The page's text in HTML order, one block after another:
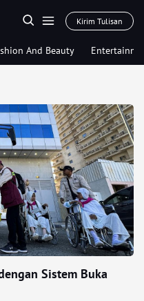
Kirim Tulisan
And Beauty
Sistem Buka